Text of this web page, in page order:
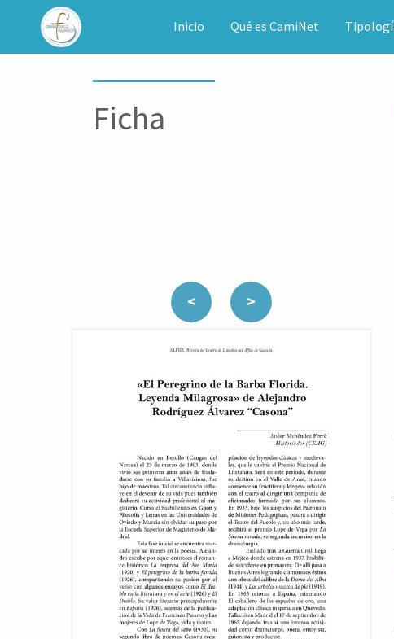
CAMINET Inicio Qué es CamiNet
Ficha
< >